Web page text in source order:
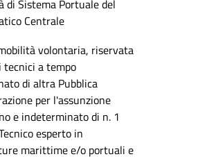
di Sistema Portuale del
Centrale
volontaria, riservata
a tempo
di altra Pubblica
per l'assunzione
e indeterminato di n. 1
esperto in
marittime e/o portuali e